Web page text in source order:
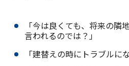
「今は良くても、将来の隣
言われるのでは？」
「建替えの時にトラブルに